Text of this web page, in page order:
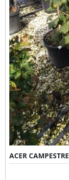
ACER CAMPESTRE